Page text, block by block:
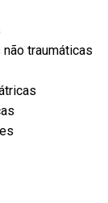
traumáticas